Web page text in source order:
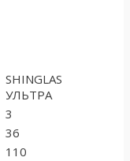
SHINGLAS
УЛЬТРА
3
36
110